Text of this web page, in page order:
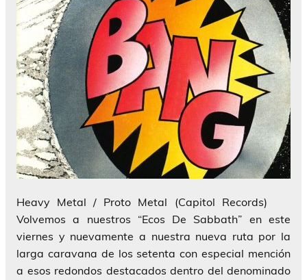
Heavy Metal / Proto Metal (Capitol Records)
Volvemos a nuestros “Ecos De Sabbath” en este
viernes y nuevamente a nuestra nueva ruta por la
larga caravana de los setenta con especial mención
a esos redondos destacados dentro del denominado